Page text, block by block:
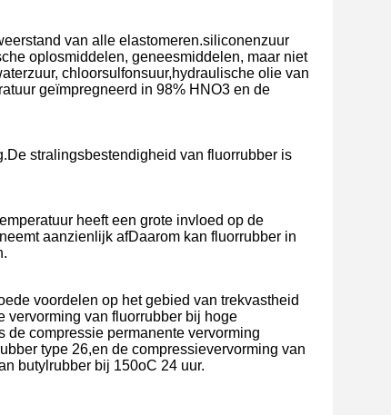
van alle elastomeren.siliconenzuur
oplosmiddelen, geneesmiddelen, maar niet
chloorsulfonsuur,hydraulische olie van
geïmpregneerd in 98% HNO3 en de
stralingsbestendigheid van fluorrubber is
heeft een grote invloed op de
aanzienlijk afDaarom kan fluorrubber in
voordelen op het gebied van trekvastheid
vervorming van fluorrubber bij hoge
de compressie permanente vervorming
type 26,en de compressievervorming van
butylrubber bij 150oC 24 uur.